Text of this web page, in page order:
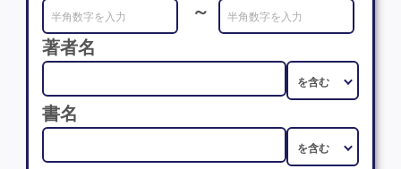
～
著者名
書名